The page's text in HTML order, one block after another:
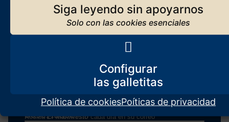
Siga leyendo sin apoyarnos
Configurar
Política de cookiesPoíticas de privacidad
Seguir leyendo
Los orígenes de El Manifiesto
Seguir leyendo
Suscríbase
RecibaEl Manifiestocada día en su correo